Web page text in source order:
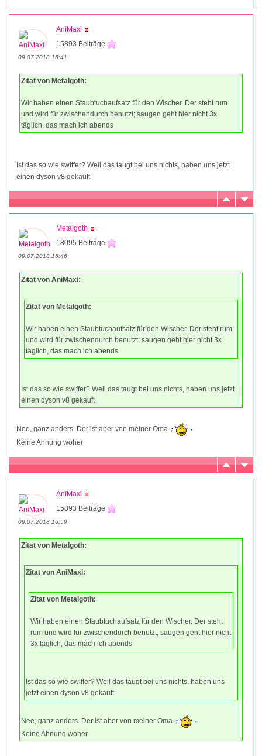
AniMaxi
15893 Beiträge
09.07.2018 16:41
Zitat von Metalgoth:
Wir haben einen Staubtuchaufsatz für den Wischer. Der steht rum
und wird für zwischendurch benutzt; saugen geht hier nicht 3x
täglich, das mach ich abends
Ist das so wie swiffer? Weil das taugt bei uns nichts, haben uns jetzt
einen dyson v8 gekauft
Metalgoth
18095 Beiträge
09.07.2018 16:46
Zitat von AniMaxi:
Zitat von Metalgoth:
Wir haben einen Staubtuchaufsatz für den Wischer. Der steht rum
und wird für zwischendurch benutzt; saugen geht hier nicht 3x
täglich, das mach ich abends
Ist das so wie swiffer? Weil das taugt bei uns nichts, haben uns jetzt
einen dyson v8 gekauft
Nee, ganz anders. Der ist aber von meiner Oma
Keine Ahnung woher
AniMaxi
15893 Beiträge
09.07.2018 16:59
Zitat von Metalgoth:
Zitat von AniMaxi:
Zitat von Metalgoth:
Wir haben einen Staubtuchaufsatz für den Wischer. Der steht
rum und wird für zwischendurch benutzt; saugen geht hier nicht
3x täglich, das mach ich abends
Ist das so wie swiffer? Weil das taugt bei uns nichts, haben uns
jetzt einen dyson v8 gekauft
Nee, ganz anders. Der ist aber von meiner Oma
Keine Ahnung woher